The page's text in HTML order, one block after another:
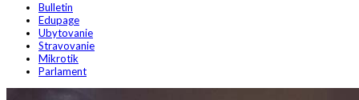
Bulletin
Edupage
Ubytovanie
Stravovanie
Mikrotik
Parlament